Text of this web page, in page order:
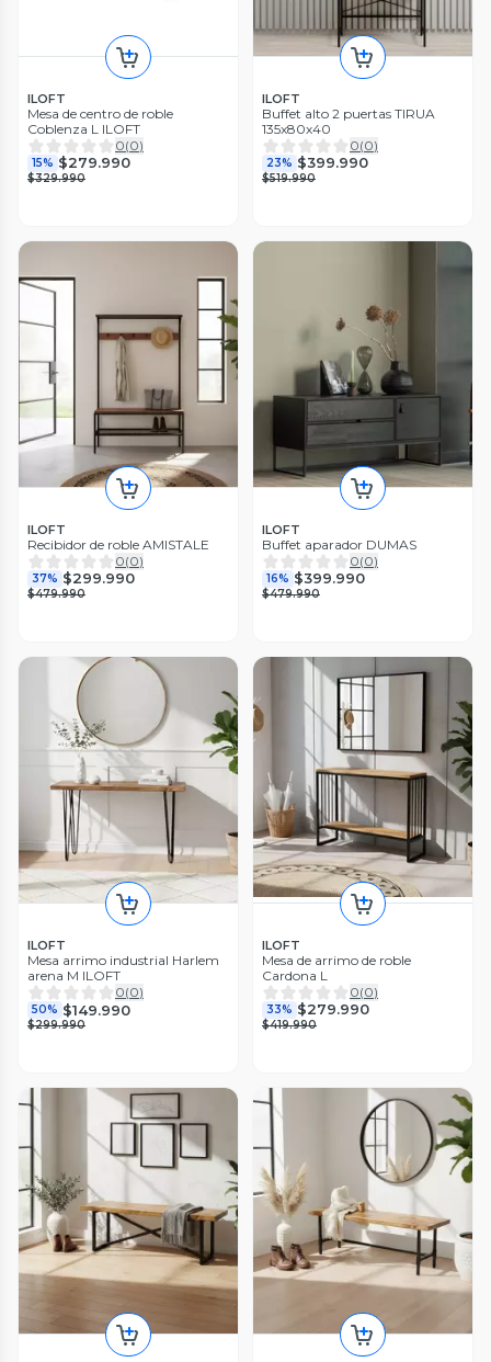
ILOFT
Mesa de centro de roble
Coblenza L ILOFT
0(0)
15% $279.990
$329.990
ILOFT
Buffet alto 2 puertas TIRUA
135x80x40
0(0)
23% $399.990
$519.990
ILOFT
Recibidor de roble AMISTALE
0(0)
37% $299.990
$479.990
ILOFT
Buffet aparador DUMAS
0(0)
16% $399.990
$479.990
ILOFT
Mesa arrimo industrial Harlem
arena M ILOFT
0(0)
50% $149.990
$299.990
ILOFT
Mesa de arrimo de roble
Cardona L
0(0)
33% $279.990
$419.990